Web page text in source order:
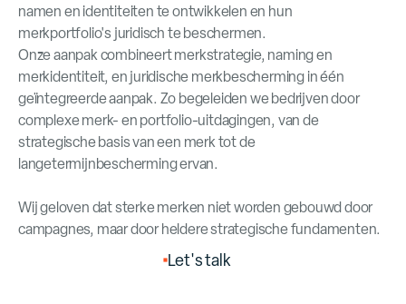
namen en identiteiten te ontwikkelenen hun
merkportfolio's juridisch te beschermen.
Onze aanpak combineert merkstrategie, naming en
merkidentiteit, en juridische merkbescherming in één
geïntegreerde aanpak. Zo begeleiden we bedrijven door
complexe merk- en portfolio-uitdagingen, van de
strategische basis van een merk tot de
langetermijnbescherming ervan.
Wij geloven dat sterke merken niet worden gebouwd door
campagnes, maar door heldere strategische fundamenten.
Let'stalk